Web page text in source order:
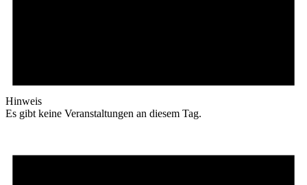
Hinweis
Es gibt keine Veranstaltungen an diesem Tag.